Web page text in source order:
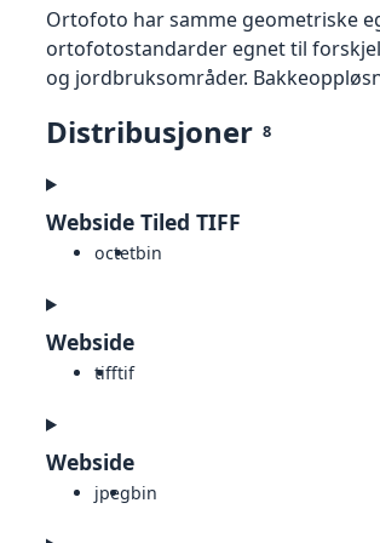
Ortofoto har samme geometriske
ortofotostandarder egnet til
og jordbruksområder.
Distribusjoner 8
Webside Tiled TIFF
octetbin
Webside
tifftif
Webside
jpegbin